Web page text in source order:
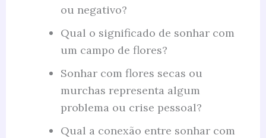
ou negativo?
Qual o significado de sonhar com
um campo de flores?
Sonhar com flores secas ou
murchas representa algum
problema ou crise pessoal?
Qual a conexão entre sonhar com